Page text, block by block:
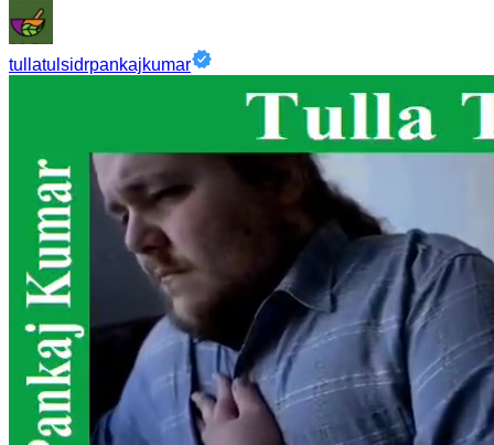
tullatulsidrpankajkumar